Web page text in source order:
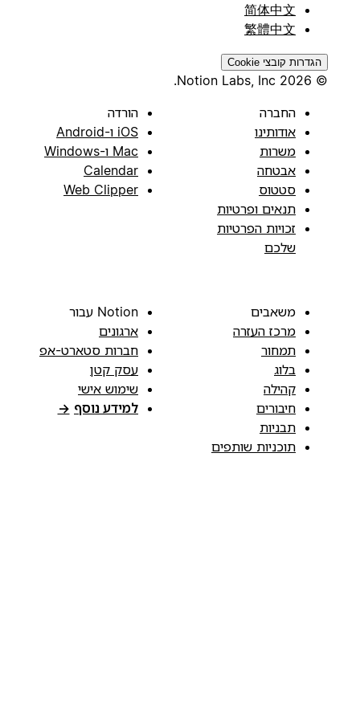
简体中文
繁體中文
הגדרות קובצי Cookie
החברה
אודותינו
משרות
אבטחה
סטטוס
תנאים ופרטיות
זכויות הפרטיות
שלכם
הורדה
iOS ו-Android
Mac ו-Windows
Calendar
Web Clipper
משאבים
מרכז העזרה
תמחור
בלוג
קהילה
חיבורים
תבניות
תוכניות שותפים
Notion עבור
ארגונים
חברות סטארט-אפ
עסק קטן
שימוש אישי
למידע נוסף →